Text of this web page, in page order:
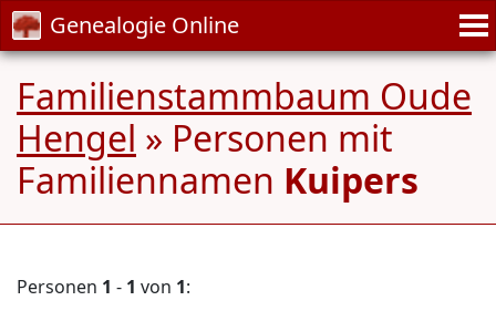
Genealogie Online
Familienstammbaum Oude
Hengel » Personen mit
Familiennamen Kuipers
Personen 1 - 1 von 1: